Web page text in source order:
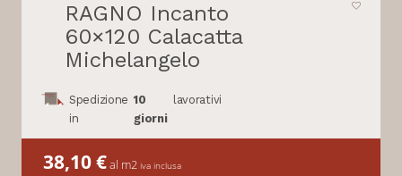
RAGNO Incanto
60×120 Calacatta
Michelangelo
Spedizione
in
10
giorni
lavorativi
38,10€al m2 iva inclusa